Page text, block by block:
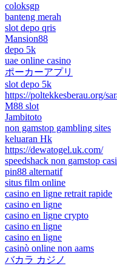
coloksgp
banteng merah
slot depo qris
Mansion88
depo 5k
uae online casino
ポーカーアプリ
slot depo 5k
https://poltekkesberau.org/
M88 slot
Jambitoto
non gamstop gambling sites
keluaran Hk
https://dewatogel.uk.com/
speedshack non gamstop
pin88 alternatif
situs film online
casino en ligne retrait rapide
casino en ligne
casino en ligne crypto
casino en ligne
casino en ligne
casinò online non aams
バカラ カジノ